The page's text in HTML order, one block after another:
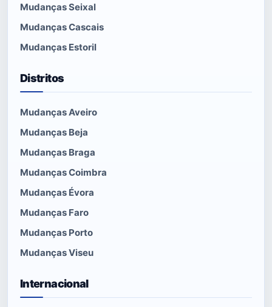
Mudanças Seixal
Mudanças Cascais
Mudanças Estoril
Distritos
Mudanças Aveiro
Mudanças Beja
Mudanças Braga
Mudanças Coimbra
Mudanças Évora
Mudanças Faro
Mudanças Porto
Mudanças Viseu
Internacional